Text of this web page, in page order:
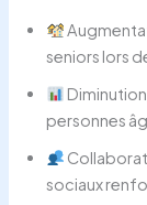
seniors lors
personnes
sociaux